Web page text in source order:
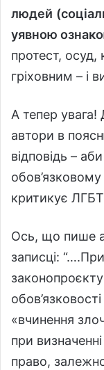
людей
уявною
протест, осуд,
гріховним – і
А тепер увага!
автори в
відповідь –
критикує ЛГБТ
Ось, що пише
записці:
«вчинення
при
право,